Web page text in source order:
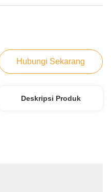
Hubungi Sekarang
Deskripsi Produk